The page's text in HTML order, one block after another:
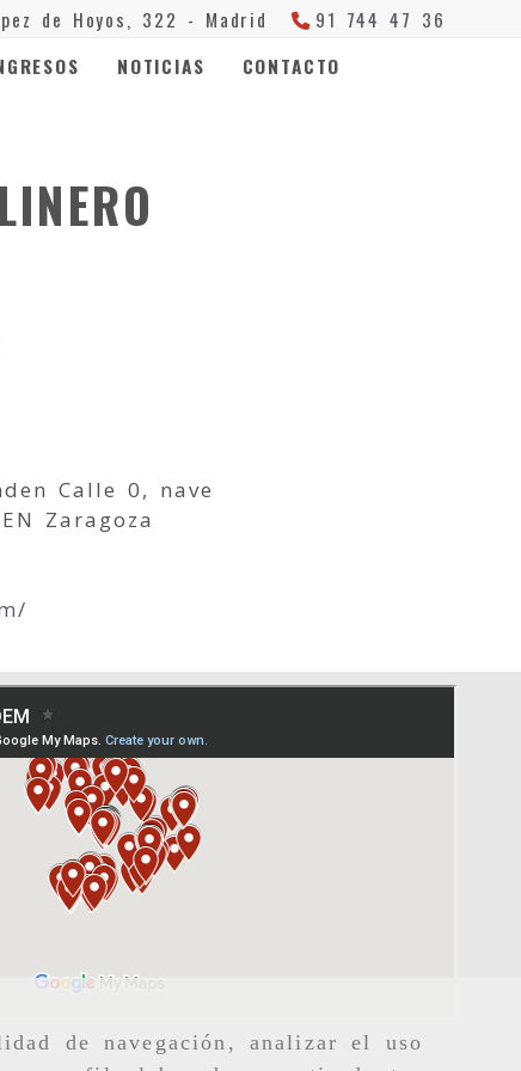
de navegación, analizar el uso
de Hoyos, 322 - Madrid
91 744 47 36
NOTICIAS
CONTACTO
Calle 0, nave
Zaragoza